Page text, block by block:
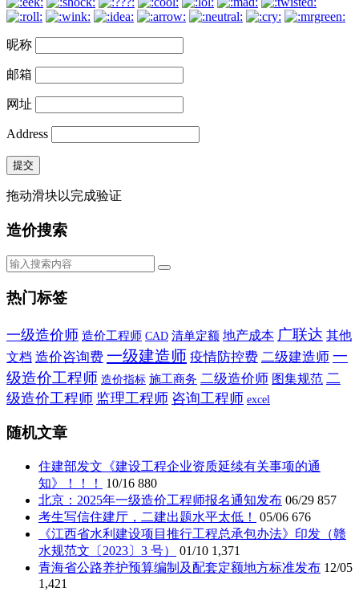
昵称
邮箱
网址
Address
提交
拖动滑块以完成验证
造价搜索
热门标签
一级造价师 造价工程师 CAD 清单定额 地产成本 广联达 其他
文档 造价咨询费 一级建造师 疫情防控费 二级建造师 一
级造价工程师 造价指标 施工商务 二级造价师 图集规范 二
级造价工程师 监理工程师 咨询工程师 excel
随机文章
住建部发文《建设工程企业资质延续有关事项的通
知》！！！
10/16 880
北京：2025年一级造价工程师报名通知发布 06/29 857
考生写信住建厅，二建出题水平太低！
05/06 676
《江西省水利建设项目推行工程总承包办法》印发（赣
水规范文〔2023〕3 号）
01/10 1,371
青海省公路养护预算编制及配套定额地方标准发布 12/05
1,421